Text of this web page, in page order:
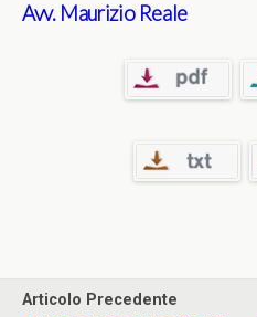
Avv. Maurizio Reale
Articolo Precedente